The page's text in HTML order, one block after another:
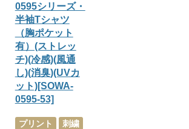
0595シリーズ・
半袖Tシャツ
（胸ポケット
有）(ストレッ
チ)(冷感)(風通
し)(消臭)(UVカ
ット)[SOWA-
0595-53]
プリント
刺繍